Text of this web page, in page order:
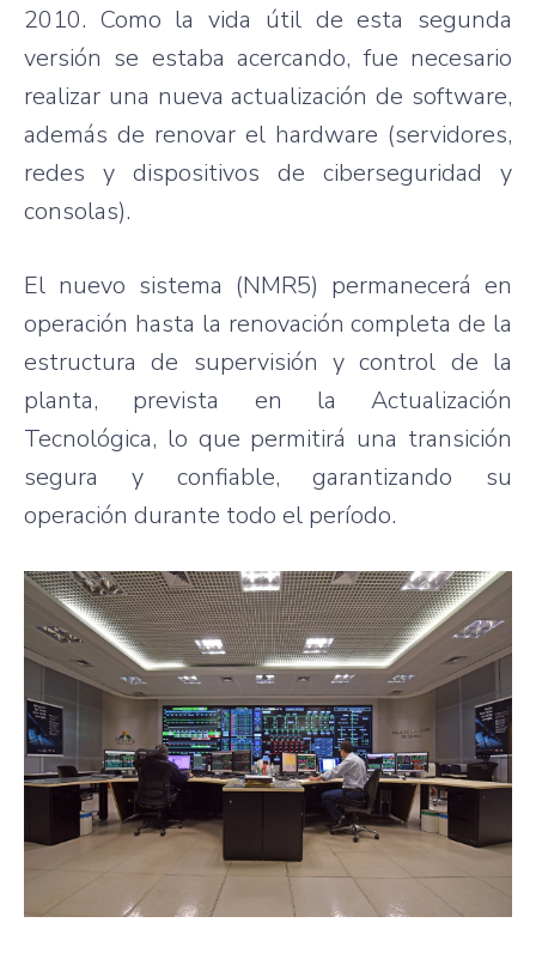
2010. Como la vida útil de esta segunda
versión se estaba acercando, fue necesario
realizar una nueva actualización de software,
además de renovar el hardware (servidores,
redes y dispositivos de ciberseguridad y
consolas).
El nuevo sistema (NMR5) permanecerá en
operación hasta la renovación completa de la
estructura de supervisión y control de la
planta, prevista en la Actualización
Tecnológica, lo que permitirá una transición
segura y confiable, garantizando su
operación durante todo el período.